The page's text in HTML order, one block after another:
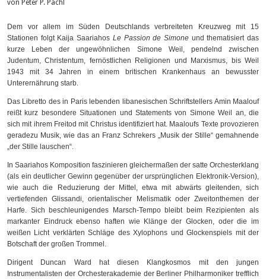
von Peter P. Pachl
Dem vor allem im Süden Deutschlands verbreiteten Kreuzweg mit 15
Stationen folgt Kaija Saariahos Le Passion de Simoneund thematisiert das
kurze Leben der ungewöhnlichen Simone Weil, pendelnd zwischen
Judentum, Christentum, fernöstlichen Religionen und Marxismus, bis Weil
1943 mit 34 Jahren in einem britischen Krankenhaus an bewusster
Unterernährung starb.
Das Libretto des in Paris lebenden libanesischen Schriftstellers Amin Maalouf
reißt kurz besondere Situationen und Statements von Simone Weil an, die
sich mit ihrem Freitod mit Christus identifiziert hat. Maaloufs Texte provozieren
geradezu Musik, wie das an Franz Schrekers „Musik der Stille“ gemahnende
„der Stille lauschen“.
In Saariahos Komposition faszinieren gleichermaßen der satte Orchesterklang
(als ein deutlicher Gewinn gegenüber der ursprünglichen Elektronik-Version),
wie auch die Reduzierung der Mittel, etwa mit abwärts gleitenden, sich
vertiefenden Glissandi, orientalischer Melismatik oder Zweitonthemen der
Harfe. Sich beschleunigendes Marsch-Tempo bleibt beim Rezipienten als
markanter Eindruck ebenso haften wie Klänge der Glocken, oder die im
weißen Licht verklärten Schläge des Xylophons und Glockenspiels mit der
Botschaft der großen Trommel.
Dirigent Duncan Ward hat diesen Klangkosmos mit den jungen
Instrumentalisten der Orchesterakademie der Berliner Philharmoniker trefflich